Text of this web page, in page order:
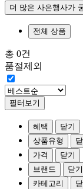
더 많은 사은행사가
전체 상품
총 0건
품절제외
필터보기
혜택
닫기
상품유형
가격
닫기
브랜드
닫기
카테고리